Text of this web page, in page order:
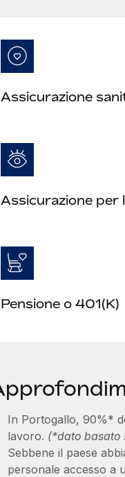
Assicurazione
Assicurazione per
Pensione o 401(K)
In Portogallo, 90%*
lavoro. (*dato basato
Sebbene il paese
personale accesso a